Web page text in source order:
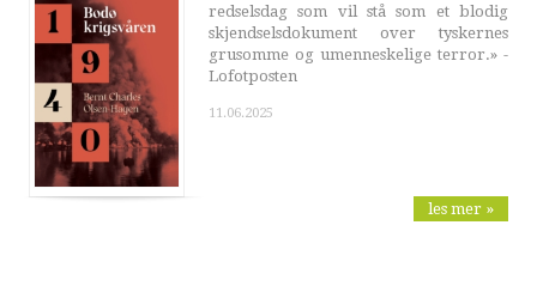
redselsdag som vil stå som et blodig
skjendselsdokument over tyskernes
grusomme og umenneskelige terror.» -
Lofotposten
11.06.2025
les mer »